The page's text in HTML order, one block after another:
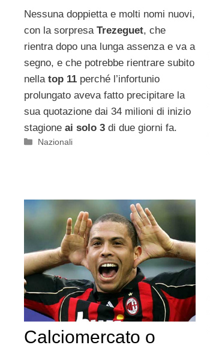
Nessuna doppietta e molti nomi nuovi,
con la sorpresa Trezeguet, che
rientra dopo una lunga assenza e va a
segno, e che potrebbe rientrare subito
nella top 11 perché l’infortunio
prolungato aveva fatto precipitare la
sua quotazione dai 34 milioni di inizio
stagione ai solo 3 di due giorni fa.
Categorie
Nazionali
Calciomercato o